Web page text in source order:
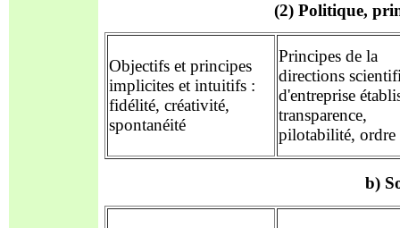
(2) Politique,
Objectifs et principes
implicites et intuitifs :
fidélité, créativité,
spontanéité
Principes de la
directions
d'entreprise
transparence,
pilotabilité, ordre
b)